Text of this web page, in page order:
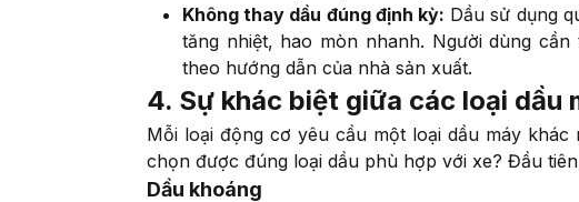
Không thay dầu đúng định kỳ: Dầu sử dụng
tăng nhiệt, hao mòn nhanh. Người dùng
theo hướng dẫn của nhà sản xuất.
4. Sự khác biệt giữa các loại dầu
Mỗi loại động cơ yêu cầu một loại dầu máy
chọn được đúng loại dầu phù hợp với xe? Đầu
Dầu khoáng